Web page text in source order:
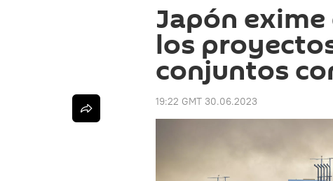
Japón exime
los
conjuntos
19:22 GMT 30.06.2023